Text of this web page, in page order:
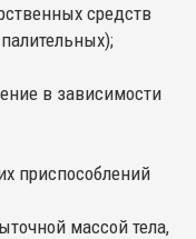
средств
в зависимости
приспособлений
массой тела,